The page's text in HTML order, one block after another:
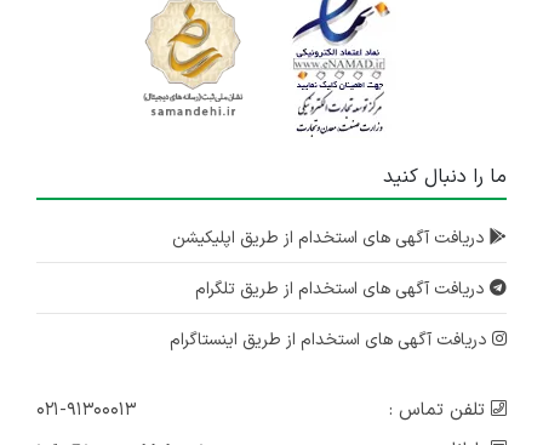
ما را دنبال کنید
دریافت آگهی های استخدام از طریق اپلیکیشن
دریافت آگهی های استخدام از طریق تلگرام
دریافت آگهی های استخدام از طریق اینستاگرام
تلفن تماس :
۰۲۱-۹۱۳۰۰۰۱۳